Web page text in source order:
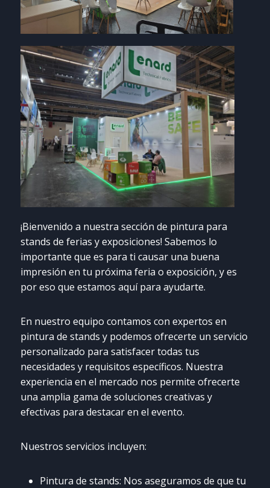
¡Bienvenido a nuestra sección de pintura para
stands de ferias y exposiciones! Sabemos lo
importante que es para ti causar una buena
impresión en tu próxima feria o exposición, y es
por eso que estamos aquí para ayudarte.
En nuestro equipo contamos con expertos en
pintura de stands y podemos ofrecerte un servicio
personalizado para satisfacer todas tus
necesidades y requisitos específicos. Nuestra
experiencia en el mercado nos permite ofrecerte
una amplia gama de soluciones creativas y
efectivas para destacar en el evento.
Nuestros servicios incluyen:
Pintura de stands: Nos aseguramos de que tu